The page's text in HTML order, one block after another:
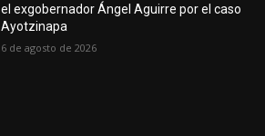
el exgobernador Ángel Aguirre por el caso
Ayotzinapa
6 de agosto de 2026